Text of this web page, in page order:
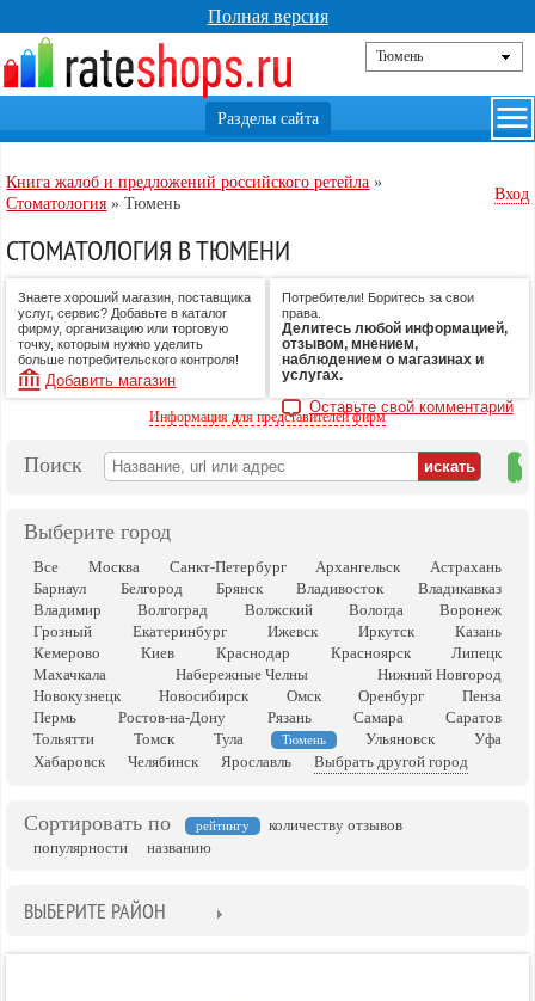
Полная версия
Книга жалоб и предложений российского ретейла »
Стоматология »Тюмень
Вход
СТОМАТОЛОГИЯ В ТЮМЕНИ
Знаете хороший магазин, поставщика
услуг, сервис? Добавьте в каталог
фирму, организацию или торговую
точку, которым нужно уделить
больше потребительского контроля!
Добавить магазин
Потребители! Боритесь за свои
права.
Делитесь любой информацией,
отзывом, мнением,
наблюдением о магазинах и
услугах.
Оставьте свой комментарий
Информация для представителей фирм
Поиск
на
Выберите город
Все Москва Санкт-Петербург Архангельск
Астрахань
Барнаул
Белгород Брянск Владивосток
Владикавказ
Владимир
Волгоград Волжский Вологда
Воронеж
Грозный
Екатеринбург Ижевск Иркутск
Казань
Кемерово
Киев Краснодар Красноярск
Липецк
Махачкала
Набережные Челны
Нижний Новгород
Новокузнецк
Новосибирск Омск Оренбург
Пенза
Пермь
Ростов-на-Дону Рязань Самара
Саратов
Тольятти
Томск Тула Тюмень Ульяновск
Уфа
Хабаровск
Челябинск Ярославль Выбрать другой город
Сортировать по рейтингу
количеству отзывов
популярности
названию
ВЫБЕРИТЕ РАЙОН